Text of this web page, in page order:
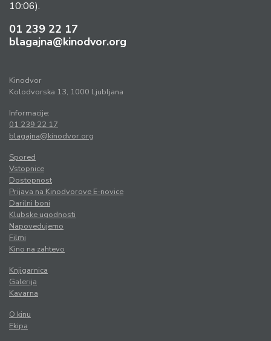
10:06).
01 239 22 17
blagajna@kinodvor.org
Kinodvor
Kolodvorska 13, 1000 Ljubljana
Informacije:
01 239 22 17
blagajna@kinodvor.org
Spored
Vstopnice
Dostopnost
Prijava na Kinodvorove E-novice
Darilni boni
Klubske ugodnosti
Napovedujemo
Filmi
Kino na zahtevo
Knjigarnica
Galerija
Kavarna
O kinu
Ekipa